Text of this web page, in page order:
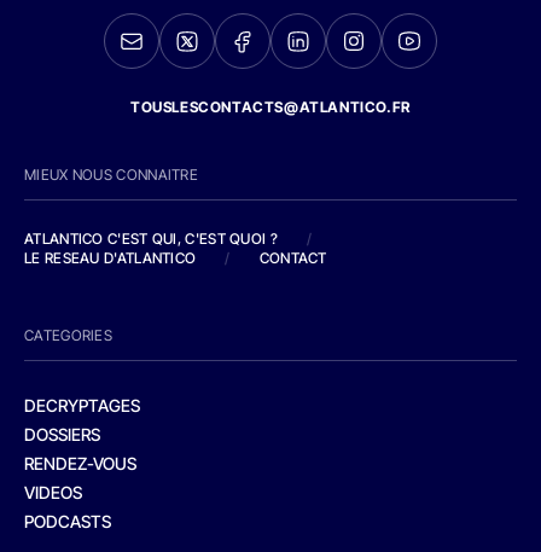
TOUSLESCONTACTS@ATLANTICO.FR
MIEUX NOUS CONNAITRE
ATLANTICO C'EST QUI, C'EST QUOI ?
/
LE RESEAU D'ATLANTICO
/ CONTACT
CATEGORIES
DECRYPTAGES
DOSSIERS
RENDEZ-VOUS
VIDEOS
PODCASTS